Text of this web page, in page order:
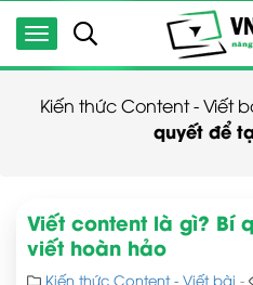
Kiến thức Content - Viết
quyết để
Viết content là gì? Bí
viết hoàn hảo
Kiến thức Content - Viết bài -